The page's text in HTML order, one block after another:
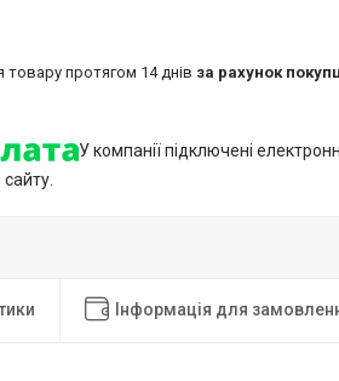
товару протягом 14 днів за рахунок
У компанії підключені
Інформація для